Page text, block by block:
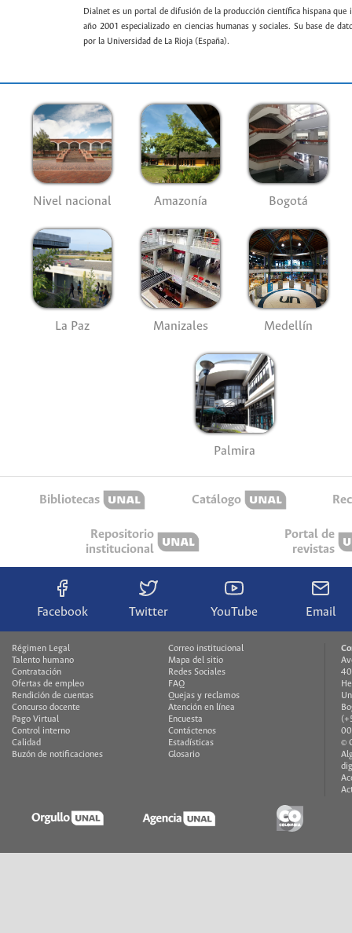
Dialnet es un portal de difusión de la producción científica hispana
año 2001 especializado en ciencias humanas y sociales. Su base de
por la Universidad de La Rioja (España).
Nivel nacional Amazonía Bogotá
La Paz Manizales Medellín
Palmira
Bibliotecas Catálogo
Repositorio
institucional
Portal de
revistas
Facebook Twitter YouTube Email
Régimen Legal
Talento humano
Contratación
Ofertas de empleo
Rendición de cuentas
Concurso docente
Pago Virtual
Control interno
Calidad
Buzón de notificaciones
Correo institucional
Mapa del sitio
Redes Sociales
FAQ
Quejas y reclamos
Atención en línea
Encuesta
Contáctenos
Estadísticas
Glosario
©